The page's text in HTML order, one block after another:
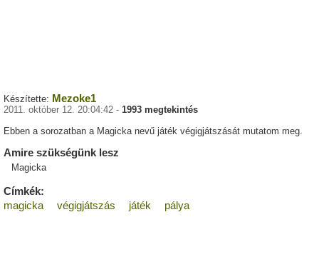
Készítette: Mezoke1
2011. október 12. 20:04:42 - 1993 megtekintés
Ebben a sorozatban a Magicka nevű játék végigjátszását mutatom meg.
Amire szükségünk lesz
Magicka
Címkék:
magicka
végigjátszás játék pálya